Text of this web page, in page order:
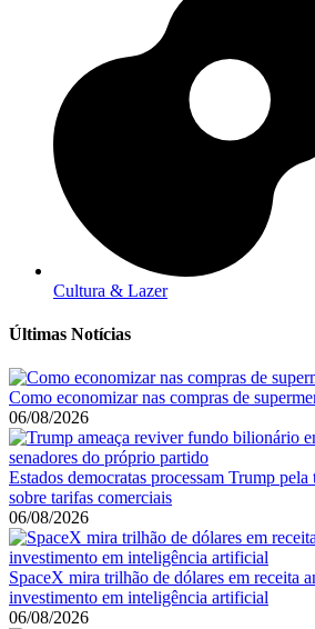
Cultura & Lazer
Últimas Notícias
Como economizar nas compras de
06/08/2026
Estados democratas processam Trump
sobre tarifas comerciais
06/08/2026
SpaceX mira trilhão de dólares em receita
investimento em inteligência artificial
06/08/2026